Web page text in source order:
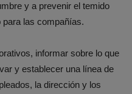
y a prevenir el temido
para las compañías.
informar sobre lo que
y establecer una línea de
la dirección y los